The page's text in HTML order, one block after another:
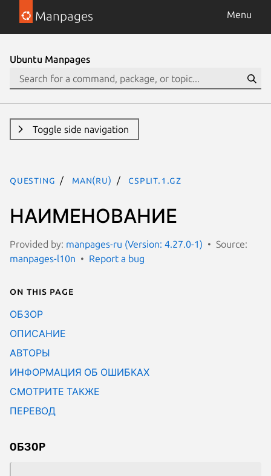
Manpages Menu
Ubuntu Manpages
Toggle side navigation
questing man(ru) csplit.1.gz
НАИМЕНОВАНИЕ
Provided by: manpages-ru (Version: 4.27.0-1)
Source:
manpages-l10n
Report a bug
On this page
ОБЗОР
ОПИСАНИЕ
АВТОРЫ
ИНФОРМАЦИЯ ОБ ОШИБКАХ
СМОТРИТЕ ТАКЖЕ
ПЕРЕВОД
ОБЗОР